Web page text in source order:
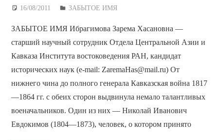
16/08/2011 Дежурный по Редакции
ЗАБЫТОЕ ИМЯ
ЗАБЫТОЕ ИМЯ Ибрагимова Зарема Хасановна —
старший научный сотрудник Отдела Центральной Азии и
Кавказа Института востоковедения РАН, кандидат
исторических наук (e-mail: ZaremaHas@mail.ru) От
нижнего чина до полного генерала Кавказская война 1817
—1864 гг. с обеих сторон выдвинула немало талантливых
военачальников. Один из них — Николай Иванович
Евдокимов (1804—1873), человек, о котором принято